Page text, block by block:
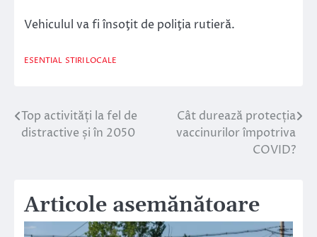
Vehiculul va fi însoţit de poliţia rutieră.
ESENTIAL STIRI LOCALE
Navigare
Top activități la fel de
distractive și în 2050
Cât durează protecția
vaccinurilor împotriva
COVID?
Articole asemănătoare